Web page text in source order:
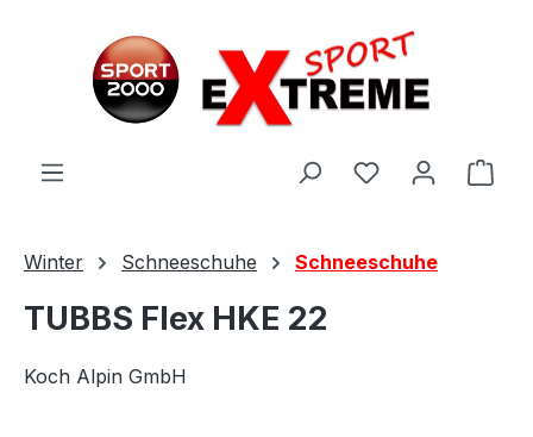
Winter Schneeschuhe Schneeschuhe
TUBBS Flex HKE 22
Koch Alpin GmbH